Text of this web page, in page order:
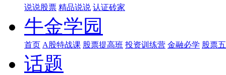
说说股票 精品说说 认证砖家
牛金学园
首页 A股特战课 股票提高班 投资训练营 金融必学 股票
话题